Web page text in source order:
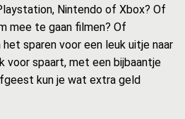
Nintendo of Xbox? Of
mee te gaan filmen? Of
sparen voor een leuk uitje naar
voor spaart, met een bijbaantje
kun je wat extra geld